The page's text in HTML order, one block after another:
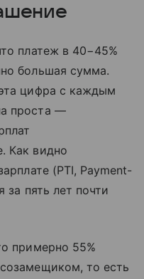
платеж в 40−45%
большая сумма.
цифра с каждым
проста —
Как видно
(PTI, Payment-
пять лет почти
примерно 55%
то есть